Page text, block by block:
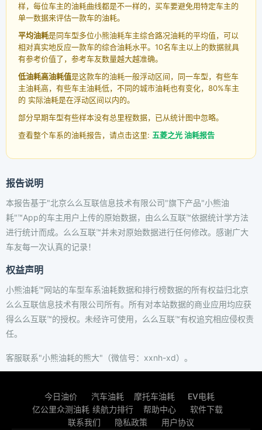
样，每位车主的油耗曲线都是不一样的，买车要避免用特定车主的
单一数据来评估一款车的油耗。
平均油耗是同车型多位小熊油耗车主综合路况油耗的平均值，可以
相对真实地反应一款车的综合油耗水平。10名车主以上的数据就具
有参考价值了，参考车友数量越大越准确。
低油耗高油耗值是这款车的油耗一般浮动区间，同一车型，有些车
主油耗高，有些车主油耗低，不同的城市油耗也有变化，80%车主
的 实际油耗是在浮动区间以内的。
部分早期车型有些样本没有总里程数据，已从统计图中忽略。
查看整个车系的油耗报告，请点击这里: 五菱之光 油耗报告
报告说明
本报告基于"北京么么互联信息技术有限公司"旗下产品"小熊油
耗"™App的车主用户上传的原始数据，由么么互联™依据统计学方法
进行统计而成。么么互联™并未对原始数据进行任何修改。感谢广大
车友每一次认真的记录！
权益声明
小熊油耗™网站的车型车系油耗数据和排行榜数据的所有权益归北京
么么互联信息技术有限公司所有。所有对本站数据的商业应用均应获
得么么互联™的授权。未经许可使用，么么互联™有权追究相应侵权责
任。
客服联系"小熊油耗的熊大"（微信号：xxnh-xd）。
今日油价 汽车油耗 摩托车油耗
EV电耗
亿公里众测油耗 续航力排行 帮助中心
软件下载
联系我们
隐私政策 用户协议